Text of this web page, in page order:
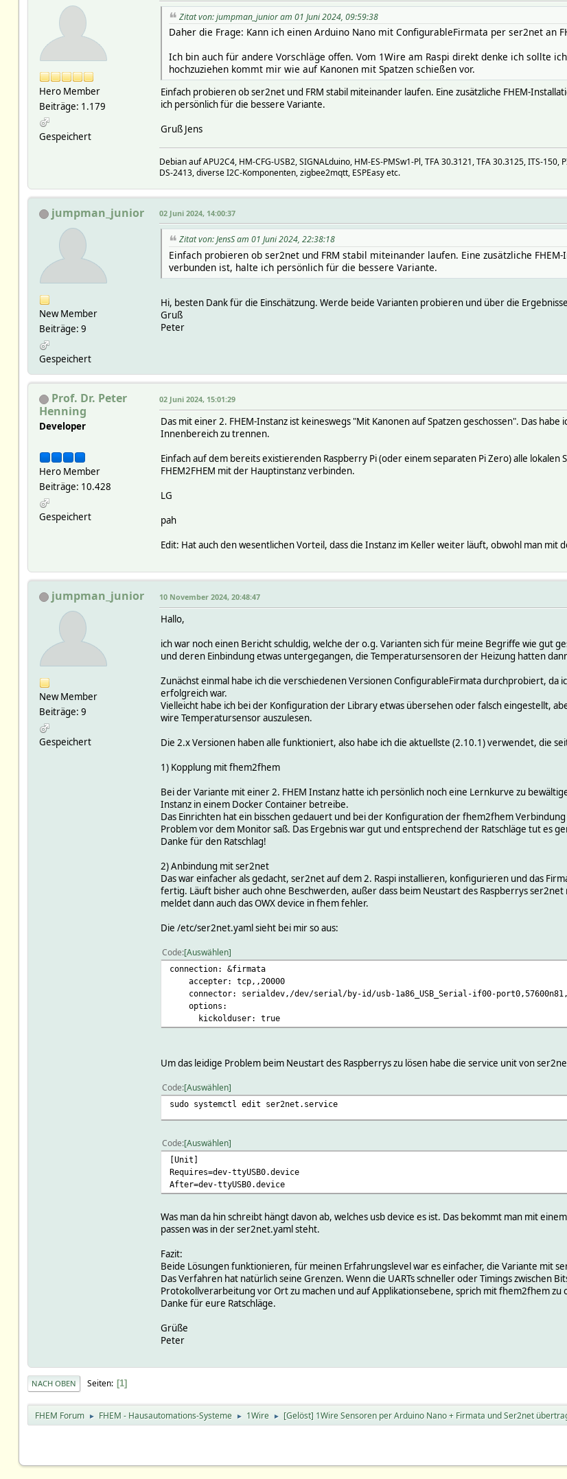
Hero Member
Beiträge: 1.179
Gespeichert
Zitat von: jumpman_junior am 01 Juni 2024, 09:59:38
Daher die Frage: Kann ich einen Arduino Nano mit ConfigurableFirmata per ser2net an
Ich bin auch für andere Vorschläge offen. Vom 1Wire am Raspi direkt denke ich sollte
hochzuziehen kommt mir wie auf Kanonen mit Spatzen schießen vor.
Einfach probieren ob ser2net und FRM stabil miteinander laufen. Eine zusätzliche FHEM-
ich persönlich für die bessere Variante.
Gruß Jens
Debian auf APU2C4, HM-CFG-USB2, SIGNALduino, HM-ES-PMSw1-Pl, TFA 30.3121, TFA 30.3125, ITS-
DS-2413, diverse I2C-Komponenten, zigbee2mqtt, ESPEasy etc.
jumpman_junior
New Member
Beiträge: 9
Gespeichert
02 Juni 2024, 14:00:37
Zitat von: JensS am 01 Juni 2024, 22:38:18
Einfach probieren ob ser2net und FRM stabil miteinander laufen. Eine zusätzliche
verbunden ist, halte ich persönlich für die bessere Variante.
Hi, besten Dank für die Einschätzung. Werde beide Varianten probieren und über die
Gruß
Peter
Prof. Dr. Peter
Henning
Developer
Hero Member
Beiträge: 10.428
Gespeichert
02 Juni 2024, 15:01:29
Das mit einer 2. FHEM-Instanz ist keineswegs "Mit Kanonen auf Spatzen geschossen". Das
Innenbereich zu trennen.
Einfach auf dem bereits existierenden Raspberry Pi (oder einem separaten Pi Zero) alle
FHEM2FHEM mit der Hauptinstanz verbinden.
LG
pah
Edit: Hat auch den wesentlichen Vorteil, dass die Instanz im Keller weiter läuft, obwohl man
jumpman_junior
New Member
Beiträge: 9
Gespeichert
10 November 2024, 20:48:47
Hallo,
ich war noch einen Bericht schuldig, welche der o.g. Varianten sich für meine Begriffe wie gut
und deren Einbindung etwas untergegangen, die Temperatursensoren der Heizung hatten
Zunächst einmal habe ich die verschiedenen Versionen ConfigurableFirmata durchprobiert, da
erfolgreich war.
Vielleicht habe ich bei der Konfiguration der Library etwas übersehen oder falsch eingestellt,
wire Temperatursensor auszulesen.
Die 2.x Versionen haben alle funktioniert, also habe ich die aktuellste (2.10.1) verwendet, die
1) Kopplung mit fhem2fhem
Bei der Variante mit einer 2. FHEM Instanz hatte ich persönlich noch eine Lernkurve zu
Instanz in einem Docker Container betreibe.
Das Einrichten hat ein bisschen gedauert und bei der Konfiguration der fhem2fhem
Problem vor dem Monitor saß. Das Ergebnis war gut und entsprechend der Ratschläge tut es
Danke für den Ratschlag!
2) Anbindung mit ser2net
Das war einfacher als gedacht, ser2net auf dem 2. Raspi installieren, konfigurieren und das
fertig. Läuft bisher auch ohne Beschwerden, außer dass beim Neustart des Raspberrys
meldet dann auch das OWX device in fhem fehler.
Die /etc/ser2net.yaml sieht bei mir so aus:
Code Auswählen
connection: &firmata
accepter: tcp,,20000
connector: serialdev,/dev/serial/by-id/usb-1a86_USB_Serial-if00-
options:
kickolduser: true
Um das leidige Problem beim Neustart des Raspberrys zu lösen habe die service unit von
Code Auswählen
sudo systemctl edit ser2net.service
Code Auswählen
[Unit]
Requires=dev-ttyUSB0.device
After=dev-ttyUSB0.device
Was man da hin schreibt hängt davon ab, welches usb device es ist. Das bekommt man mit
passen was in der ser2net.yaml steht.
Fazit:
Beide Lösungen funktionieren, für meinen Erfahrungslevel war es einfacher, die Variante mit
Das Verfahren hat natürlich seine Grenzen. Wenn die UARTs schneller oder Timings zwischen
Protokollverarbeitung vor Ort zu machen und auf Applikationsebene, sprich mit fhem2fhem zu
Danke für eure Ratschläge.
Grüße
Peter
NACH OBEN Seiten 1
FHEM Forum ► FHEM - Hausautomations-Systeme ► 1Wire ► [Gelöst] 1Wire Sensoren per Arduino Nano + Firmata und Ser2net